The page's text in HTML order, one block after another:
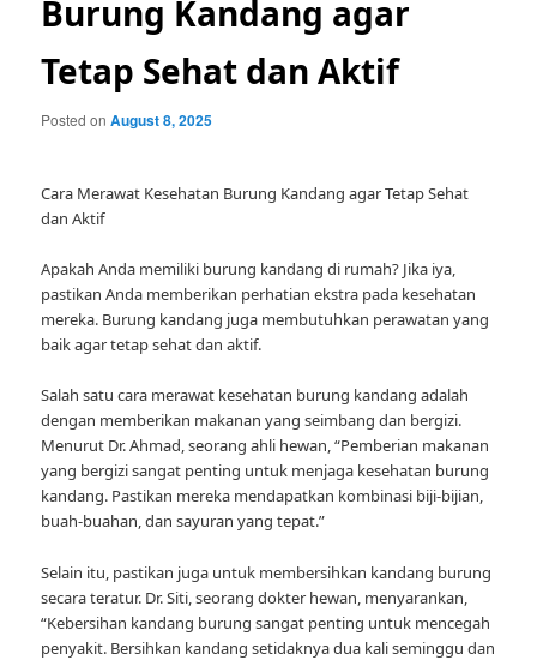
Burung Kandang agar
Tetap Sehat dan Aktif
Posted onAugust 8, 2025
Cara Merawat Kesehatan Burung Kandang agar Tetap Sehat
dan Aktif
Apakah Anda memiliki burung kandang di rumah? Jika iya,
pastikan Anda memberikan perhatian ekstra pada kesehatan
mereka. Burung kandang juga membutuhkan perawatan yang
baik agar tetap sehat dan aktif.
Salah satu cara merawat kesehatan burung kandang adalah
dengan memberikan makanan yang seimbang dan bergizi.
Menurut Dr. Ahmad, seorang ahli hewan, “Pemberian makanan
yang bergizi sangat penting untuk menjaga kesehatan burung
kandang. Pastikan mereka mendapatkan kombinasi biji-bijian,
buah-buahan, dan sayuran yang tepat.”
Selain itu, pastikan juga untuk membersihkan kandang burung
secara teratur. Dr. Siti, seorang dokter hewan, menyarankan,
“Kebersihan kandang burung sangat penting untuk mencegah
penyakit. Bersihkan kandang setidaknya dua kali seminggu dan